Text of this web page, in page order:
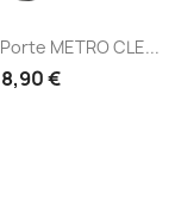
rapide
METRO CLE...
8,90 €